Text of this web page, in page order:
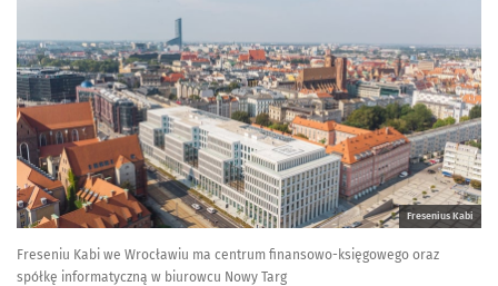
Fresenius Kabi
Freseniu Kabi we Wrocławiu ma centrum finansowo-księgowego oraz
spółkę informatyczną w biurowcu Nowy Targ